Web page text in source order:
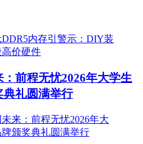
前程无忧2026年大学生
礼圆满举行